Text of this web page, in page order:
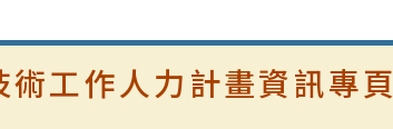
術工作人力計畫資訊專頁